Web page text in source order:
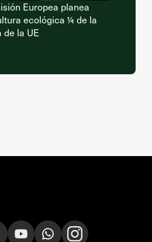
Europea planea
ecológica ¼ de la
la UE